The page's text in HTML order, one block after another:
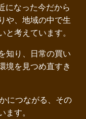
になった今だから
や、地域の中で生
考えています。
知り、日常の買い
境を見つめ直すき
につながる、その
す。